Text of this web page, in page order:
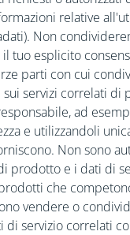
relative
Non
tuo esplicito
parti con cui
servizi correlati di
ad
e utilizzandoli
Non sono
prodotto e i dati di
che
vendere o
di servizio correlati